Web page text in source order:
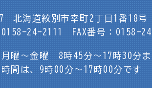
北海道紋別市幸町2丁目1番18号
24-2111
FAX番号：0158-
曜～金曜 8時45分～17時30分ま
間は、9時00分～17時00分です